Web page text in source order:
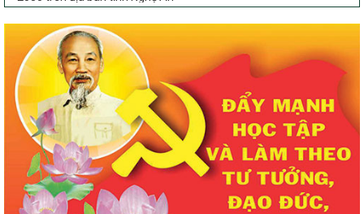
Chỉ Thị số 22-CT/TU
về đẩy mạnh thực hiện Chương trình mục tiêu quốc gia xây dựng
nông thôn mới, giảm nghèo bền vững và phát triển kinh tế – xã
hội vùng đồng bào dân tộc thiểu số và miền núi giai đoạn 2026 –
2030 trên địa bàn tỉnh Nghệ An
Quyết định số 2490/QĐ-UBND
Về việc thành lập Ban Chỉ đạo Chương trình mục tiều quốc gia xây
dựng nông thôn mới, giảm nghèo bền vững và phát triển kinh tế –
xã hội vùng đồng bào dân tộc thiểu số và miền núi giai đoạn 2026
-2030 tỉnh Nghệ An
Thông tư Số 23/2026/TT-BNNMT
Thông tư Hướng dẫn thực hiện một số nội dung Chương trình